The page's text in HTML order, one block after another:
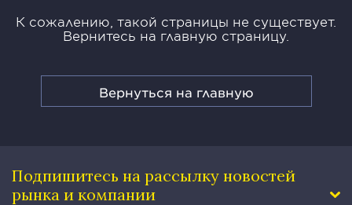
К сожалению, такой страницы не существует.
Вернитесь на главную страницу.
Вернуться на главную
Подпишитесь на рассылку новостей
рынка и компании